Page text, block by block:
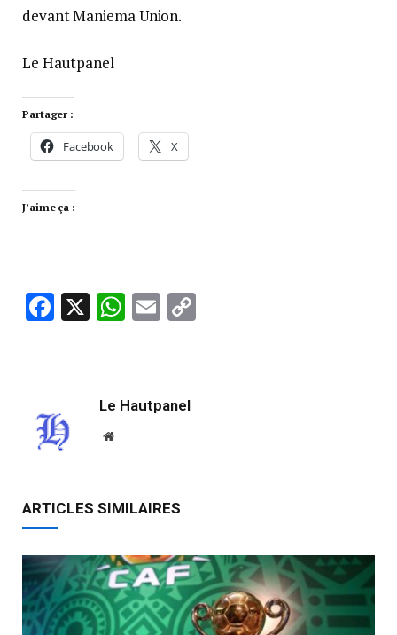
devant Maniema Union.
Le Hautpanel
Partager :
Facebook X
J’aime ça :
Facebook
X WhatsApp
Email
Le Hautpanel
Website
ARTICLES SIMILAIRES